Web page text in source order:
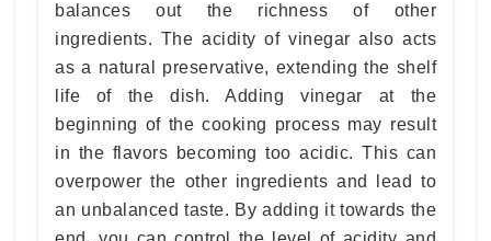
balances out the richness of other
ingredients. The acidity of vinegar also acts
as a natural preservative, extending the shelf
life of the dish. Adding vinegar at the
beginning of the cooking process may result
in the flavors becoming too acidic. This can
overpower the other ingredients and lead to
an unbalanced taste. By adding it towards the